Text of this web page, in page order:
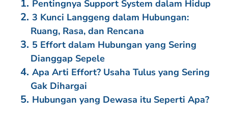
Pentingnya Support System dalam Hidup
3 Kunci Langgeng dalam Hubungan:
Ruang, Rasa, dan Rencana
5 Effort dalam Hubungan yang Sering
Dianggap Sepele
Apa Arti Effort? Usaha Tulus yang Sering
Gak Dihargai
Hubungan yang Dewasa itu Seperti Apa?